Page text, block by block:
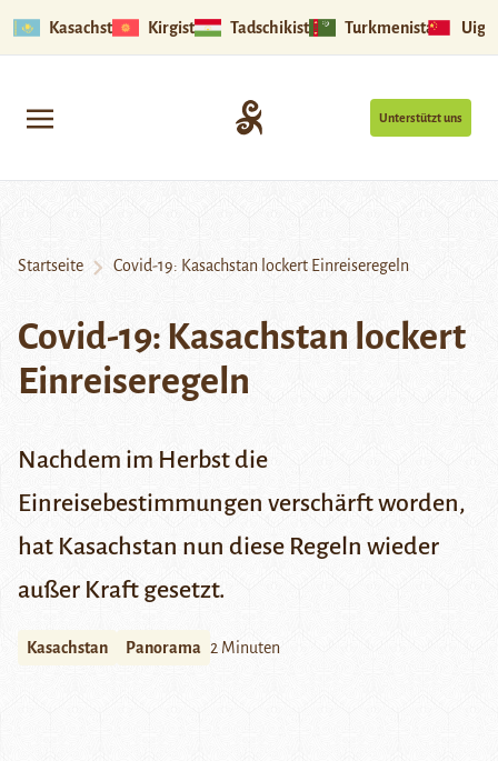
Kasachstan Kirgistan Tadschikistan Turkmenistan
Unterstützt uns
Startseite Covid-19: Kasachstan lockert Einreiseregeln
Covid-19: Kasachstan lockert
Einreiseregeln
Nachdem im Herbst die
Einreisebestimmungen verschärft worden,
hat Kasachstan nun diese Regeln wieder
außer Kraft gesetzt.
Kasachstan Panorama 2 Minuten